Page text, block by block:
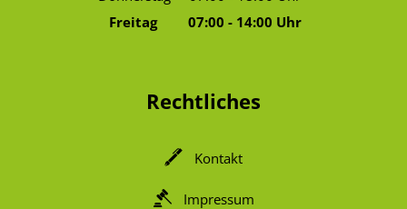
Von 07:00 bis 18:00 Uhr
Freitag 07:00 - 14:00 Uhr
Rechtliches
Kontakt
Impressum